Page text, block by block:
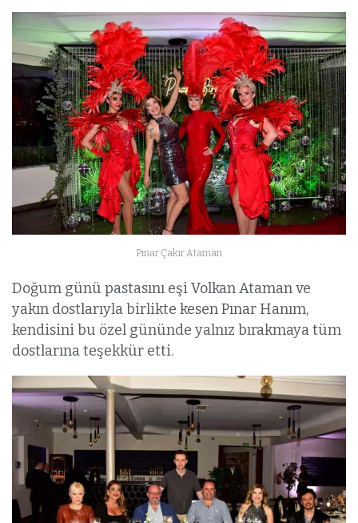
Pınar Çakır Ataman
Doğum günü pastasını eşi Volkan Ataman ve
yakın dostlarıyla birlikte kesen Pınar Hanım,
kendisini bu özel gününde yalnız bırakmaya tüm
dostlarına teşekkür etti.